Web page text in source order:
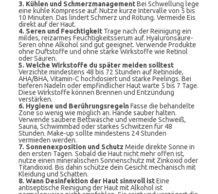
3. Kühlen und SchmerzmanagementBei Schwellung lege
eine kühle Kompresse auf. Nutze kurze Intervalle von 5 bis
10 Minuten. Das lindert Schmerz und Rötung. Vermeide Eis
direkt auf der Haut.
4. Seren und Feuchtigkeit Trage nach der Reinigung ein
mildes, reizarmes Feuchtigkeitsserum auf. Hyaluronsäure-
Seren ohne Alkohol sind gut geeignet. Verwende Produkte
ohne Duftstoffe und ohne starke Wirkstoffe wie Retinol
oder Säuren.
5. Welche Wirkstoffe du später meiden solltest
Verzichte mindestens 48 bis 72 Stunden auf Retinoide,
AHA/BHA, Vitamin-C hochdosiert und starke Peelings. Bei
tieferen Nadeln oder empfindlicher Haut warte 5 bis 7 Tage.
Diese Wirkstoffe können Brennen und Entzündung
verstärken.
6. Hygiene und BerührungsregelnFasse die behandelte
Zone so wenig wie möglich an. Hände sauber halten.
Verwende saubere Bettwäsche und vermeide Schweiß,
Sauna, Schwimmbad oder starkes Schwitzen für 48
Stunden. Make-up sollte mindestens 24 Stunden
vermieden werden.
7. Sonnenexposition und Schutz Meide direkte Sonne in
den ersten Tagen. Sobald die Haut nicht mehr offen ist,
nutze einen mineralischen Sonnenschutz mit Zinkoxid oder
Titandioxid. Bis dahin schütze dein Gesicht mechanisch mit
Kleidung und Schatten.
8. Wann Desinfektion der Haut sinnvoll istEine
antiseptische Reinigung der Haut mit Alkohol ist